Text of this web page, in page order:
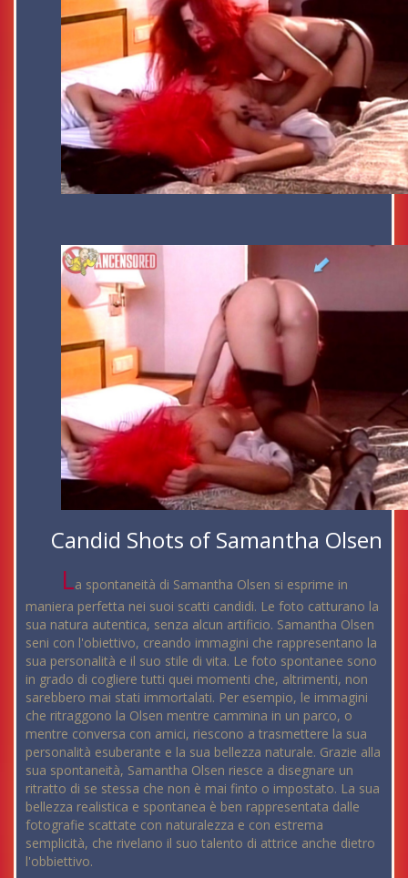
Candid Shots of Samantha Olsen
La spontaneità di Samantha Olsen si esprime in
maniera perfetta nei suoi scatti candidi. Le foto catturano la
sua natura autentica, senza alcun artificio. Samantha Olsen
seni con l'obiettivo, creando immagini che rappresentano la
sua personalità e il suo stile di vita. Le foto spontanee sono
in grado di cogliere tutti quei momenti che, altrimenti, non
sarebbero mai stati immortalati. Per esempio, le immagini
che ritraggono la Olsen mentre cammina in un parco, o
mentre conversa con amici, riescono a trasmettere la sua
personalità esuberante e la sua bellezza naturale. Grazie alla
sua spontaneità, Samantha Olsen riesce a disegnare un
ritratto di se stessa che non è mai finto o impostato. La sua
bellezza realistica e spontanea è ben rappresentata dalle
fotografie scattate con naturalezza e con estrema
semplicità, che rivelano il suo talento di attrice anche dietro
l'obbiettivo.